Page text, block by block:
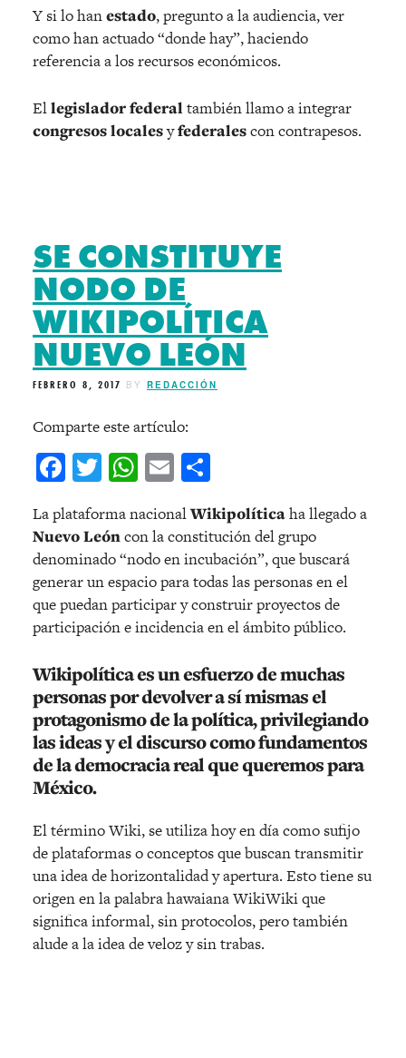
Y si lo hanestado, pregunto a la audiencia, ver
como han actuado “donde hay”, haciendo
referencia a los recursos económicos.
Ellegislador federal también llamo a integrar
congresos localesyfederalescon contrapesos.
SE CONSTITUYE
NODO DE
WIKIPOLÍTICA
NUEVO LEÓN
FEBRERO 8, 2017 BY REDACCIÓN
Comparte este artículo:
Facebook
Twitter
WhatsApp
Email
La plataforma nacionalWikipolíticaha llegado a
Nuevo Leóncon la constitución del grupo
denominado “nodo en incubación”, que buscará
generar un espacio para todas las personas en el
que puedan participar y construir proyectos de
participación e incidencia en el ámbito público.
Wikipolítica es un esfuerzo de muchas
personas por devolver a sí mismas el
protagonismo de la política, privilegiando
las ideas y el discurso como fundamentos
de la democracia real que queremos para
México.
El término Wiki, se utiliza hoy en día como sufijo
de plataformas o conceptos que buscan transmitir
una idea de horizontalidad y apertura. Esto tiene su
origen en la palabra hawaiana WikiWiki que
significa informal, sin protocolos, pero también
alude a la idea de veloz y sin trabas.